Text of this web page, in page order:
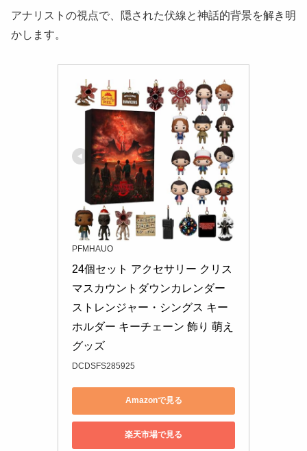
アナリストの視点で、隠された伏線と神話的背景を解き明
かします。
PFMHAUO
24個セット アクセサリー クリス
マスカウントダウンカレンダー
ストレンジャー・シングス キー
ホルダー キーチェーン 飾り 萌え
グッズ
DCDSFS285925
Amazonで見る
楽天市場で見る